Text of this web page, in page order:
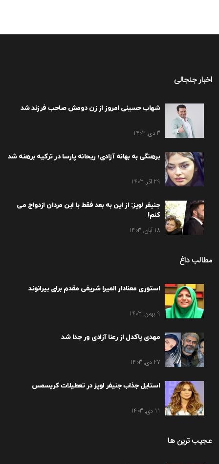
اخبار جنجالی
شهاب حسینی امروز از زن دومش صاحب فرزند شد
3 دی, 1403
برهنگی به بهانه آزادی؛ ریحانه پارسا در ترکیه برهنه شد
29 آذر, 1403
جنیفر لوپز: از این به بعد فقط با این مردان ازدواج می
کنم!
18 آبان, 1403
مطالب داغ
استوری معنادار المیرا شریفی مقدم برای بیرانوند
9 بهمن, 1403
مهدی پاکدل از رعنا آزادی ور جدا شد
27 دی, 1403
استایل جذاب جنیفر لوپز در تعطیلات کریسمس
11 دی, 1403
عجیب ترین ها